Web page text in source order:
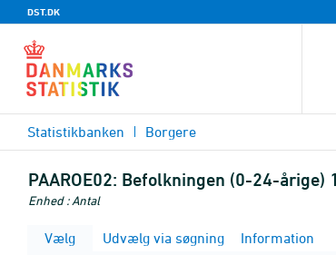
DST.DK
Statistikbanken Borgere
PAAROE02: Befolkningen (0-24-årige)
Enhed : Antal
Vælg Udvælg via søgning Information